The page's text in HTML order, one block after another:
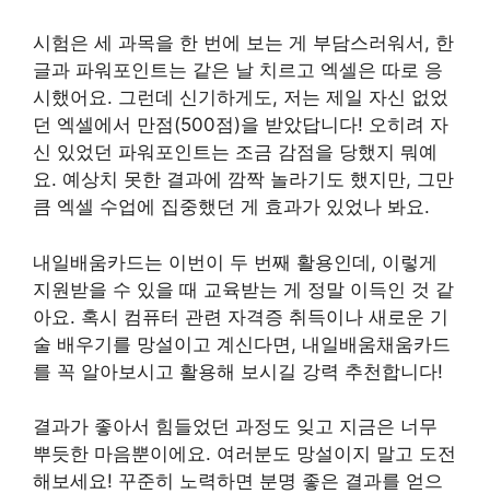
시험은 세 과목을 한 번에 보는 게 부담스러워서, 한
글과 파워포인트는 같은 날 치르고 엑셀은 따로 응
시했어요. 그런데 신기하게도, 저는 제일 자신 없었
던 엑셀에서 만점(500점)을 받았답니다! 오히려 자
신 있었던 파워포인트는 조금 감점을 당했지 뭐예
요. 예상치 못한 결과에 깜짝 놀라기도 했지만, 그만
큼 엑셀 수업에 집중했던 게 효과가 있었나 봐요.
내일배움카드는 이번이 두 번째 활용인데, 이렇게
지원받을 수 있을 때 교육받는 게 정말 이득인 것 같
아요. 혹시 컴퓨터 관련 자격증 취득이나 새로운 기
술 배우기를 망설이고 계신다면, 내일배움채움카드
를 꼭 알아보시고 활용해 보시길 강력 추천합니다!
결과가 좋아서 힘들었던 과정도 잊고 지금은 너무
뿌듯한 마음뿐이에요. 여러분도 망설이지 말고 도전
해보세요! 꾸준히 노력하면 분명 좋은 결과를 얻으